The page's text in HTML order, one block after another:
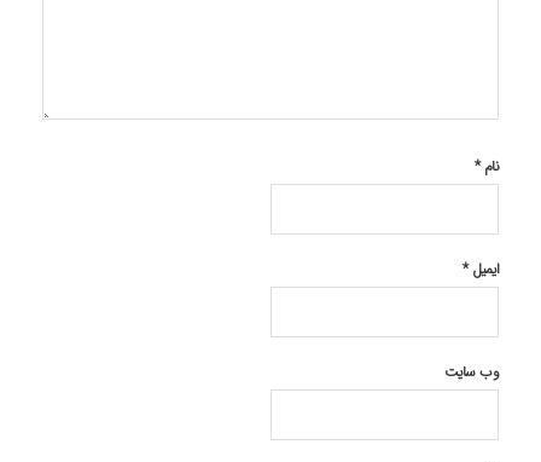
نام*
ایمیل*
وب‌ سایت